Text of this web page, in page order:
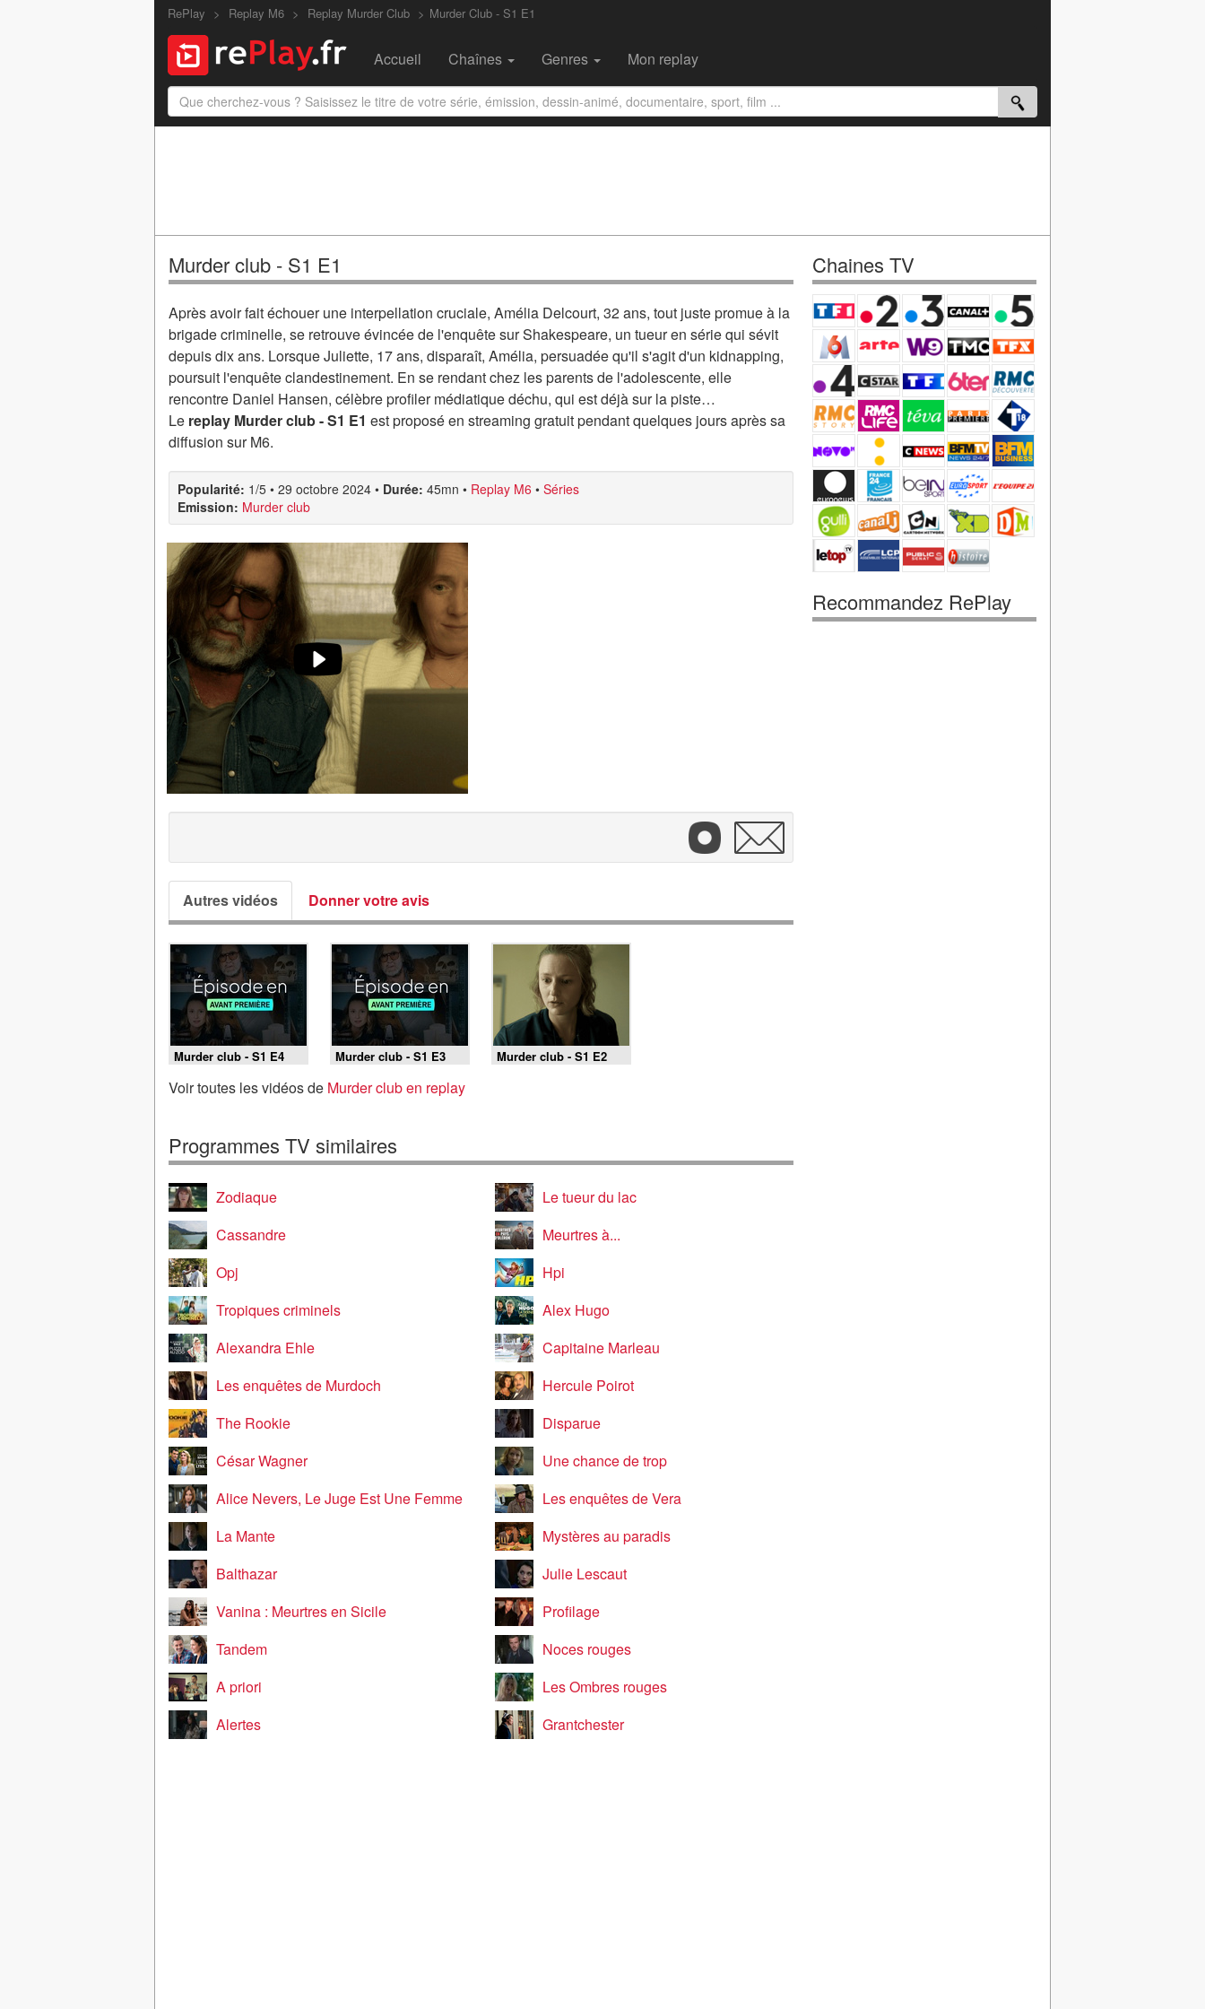
RePlay Replay M6 Replay Murder Club Murder Club - S1 E1
Accueil Chaînes Genres Mon replay
Murder club - S1 E1
Après avoir fait échouer une interpellation cruciale, Amélia Delcourt, 32 ans, tout juste promue à la
brigade criminelle, se retrouve évincée de l'enquête sur Shakespeare, un tueur en série qui sévit
depuis dix ans. Lorsque Juliette, 17 ans, disparaît, Amélia, persuadée qu'il s'agit d'un kidnapping,
poursuit l'enquête clandestinement. En se rendant chez les parents de l'adolescente, elle
rencontre Daniel Hansen, célèbre profiler médiatique déchu, qui est déjà sur la piste…
Le replay Murder club - S1 E1 est proposé en streaming gratuit pendant quelques jours après sa
diffusion sur M6.
Popularité: 1/5 • 29 octobre 2024 • Durée: 45mn • Replay M6 • Séries
Emission: Murder club
Autres vidéos Donner votre avis
Murder club - S1 E4 Murder club - S1 E3 Murder club - S1 E2
Voir toutes les vidéos de Murder club en replay
Programmes TV similaires
Zodiaque
Le tueur du lac
Cassandre
Meurtres à...
Opj
Hpi
Tropiques criminels
Alex Hugo
Alexandra Ehle
Capitaine Marleau
Les enquêtes de Murdoch
Hercule Poirot
The Rookie
Disparue
César Wagner
Une chance de trop
Alice Nevers, Le Juge Est Une Femme
Les enquêtes de Vera
La Mante
Mystères au paradis
Balthazar
Julie Lescaut
Vanina : Meurtres en Sicile
Profilage
Tandem
Noces rouges
A priori
Les Ombres rouges
Alertes
Grantchester
Chaines TV
Recommandez RePlay